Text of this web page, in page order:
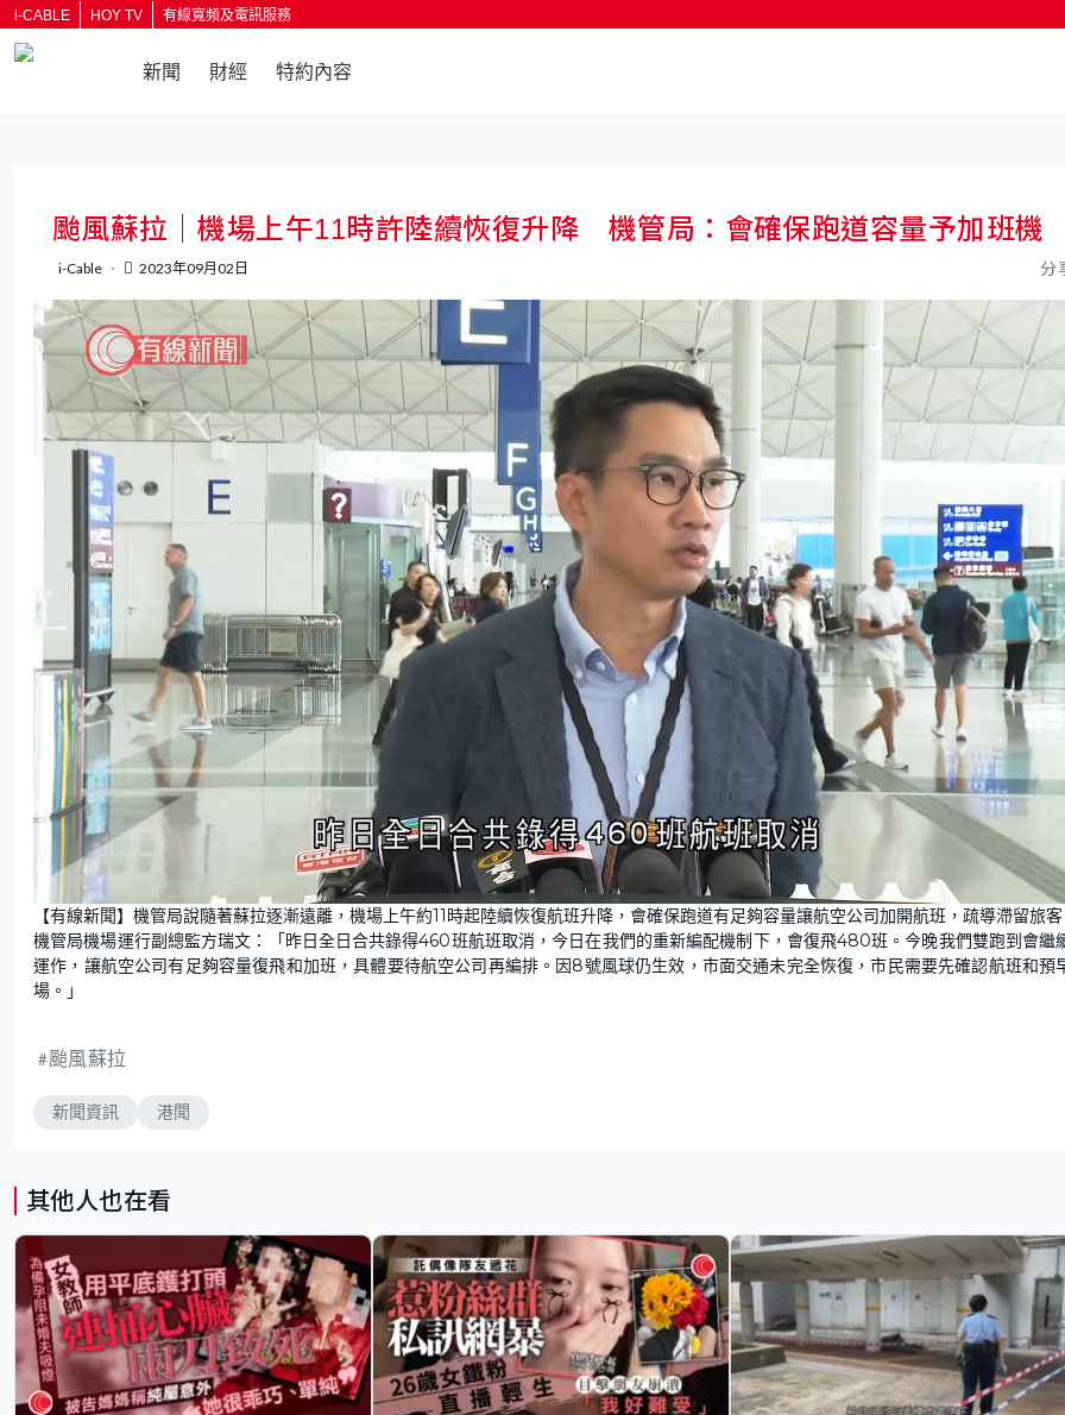
i-CABLE HOY TV 有線寬頻及電訊服務
新聞 財經 特約內容
颱風蘇拉｜機場上午11時許陸續恢復升降 機管局：會確保跑道容量予加班機
i-Cable 2023年09月02日 分
n
m
u
t
e
L
o
a
d
e
d
5
【有線新聞】機管局說隨著蘇拉逐漸遠離，機場上午約11時起陸續恢復航班升降，會確保跑道有足夠容量讓航空公司加開航班，疏導滯留旅
機管局機場運行副總監方瑞文：「昨日全日合共錄得460班航班取消，今日在我們的重新編配機制下，會復飛480班。今晚我們雙跑到會繼
運作，讓航空公司有足夠容量復飛和加班，具體要待航空公司再編排。因8號風球仍生效，市面交通未完全恢復，市民需要先確認航班和預
場。」
颱風蘇拉
新聞資訊 港聞
其他人也在看